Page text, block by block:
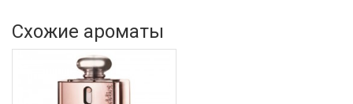
Схожие ароматы